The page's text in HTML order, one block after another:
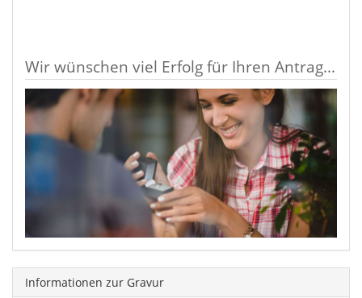
Wir wünschen viel Erfolg für Ihren Antrag...
Informationen zur Gravur